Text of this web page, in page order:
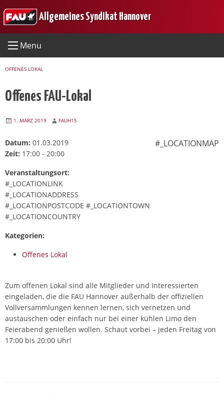
to
Allgemeines Syndikat Hannover
Menu
OFFENES LOKAL
Offenes FAU-Lokal
1. MÄRZ 2019 FAUH15
#_LOCATIONMAP
Datum: 01.03.2019
Zeit: 17:00 - 20:00
Veranstaltungsort:
#_LOCATIONLINK
#_LOCATIONADDRESS
#_LOCATIONPOSTCODE #_LOCATIONTOWN
#_LOCATIONCOUNTRY
Kategorien:
Offenes Lokal
Zum offenen Lokal sind alle Mitglieder und Interessierten
eingeladen, die die FAU Hannover außerhalb der offiziellen
Vollversammlungen kennen lernen, sich vernetzen und
austauschen oder einfach nur bei einer kühlen Limo den
Feierabend genießen wollen. Schaut vorbei – jeden Freitag von
17:00 bis 20:00 Uhr!